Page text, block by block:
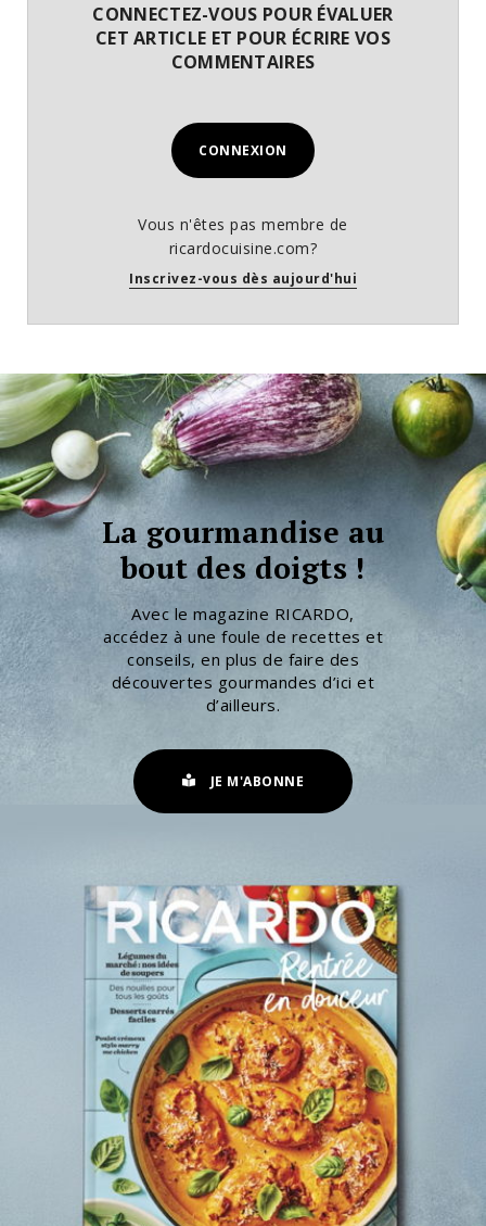
CONNECTEZ-VOUS POUR ÉVALUER
CET ARTICLE ET POUR ÉCRIRE VOS
COMMENTAIRES
CONNEXION
Vous n'êtes pas membre de
ricardocuisine.com?
Inscrivez-vous dès aujourd'hui
La gourmandise au
bout des doigts !
Avec le magazine RICARDO,
accédez à une foule de recettes et
conseils, en plus de faire des
découvertes gourmandes d’ici et
d’ailleurs.
JE M'ABONNE